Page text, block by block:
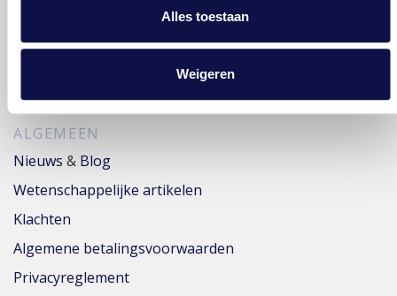
Alles toestaan
Weigeren
Sportarts/Bedrijfsarts
Trials
ALGEMEEN
Nieuws & Blog
Wetenschappelijke artikelen
Klachten
Algemene betalingsvoorwaarden
Privacyreglement